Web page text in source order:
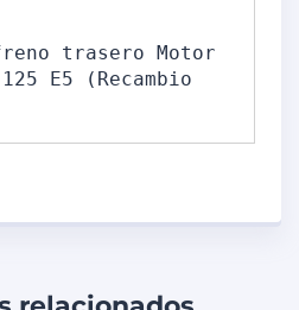
trasero Motor
E5 (Recambio